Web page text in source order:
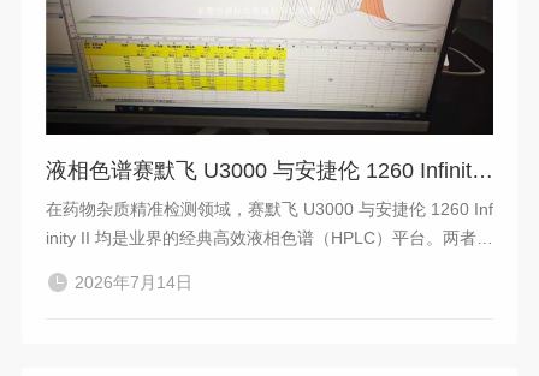
液相色谱赛默飞 U3000 与安捷伦 1260 Infinity II 在核心硬件性能、进样系统以及软件合规性上各有侧重
在药物杂质精准检测领域，赛默飞 U3000 与安捷伦 1260 Inf
inity II 均是业界的经典高效液相色谱（HPLC）平台。两者在
是这两款仪器在关键参数与杂质检测应用上的详细对比
2026年7月14日